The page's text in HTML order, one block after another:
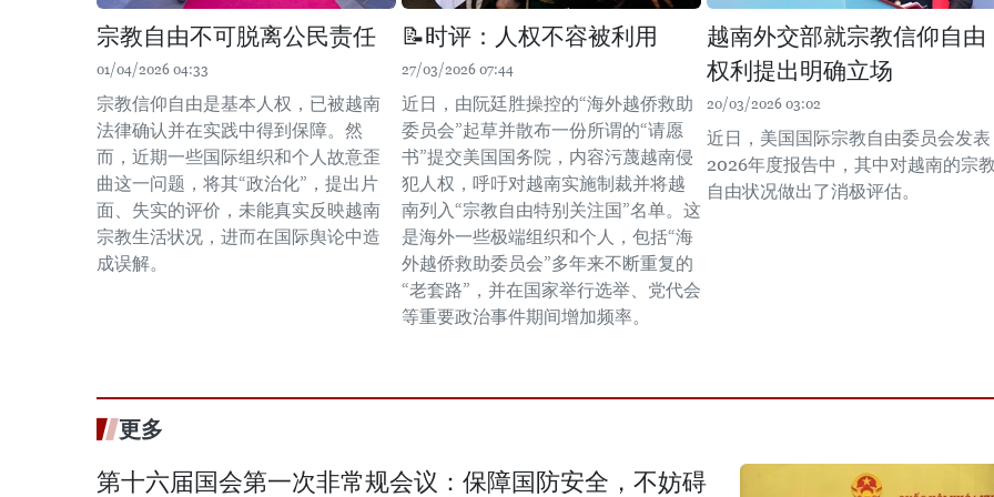
宗教自由不可脱离公民责任
01/04/2026 04:33
宗教信仰自由是基本人权，已被越南
法律确认并在实践中得到保障。然
而，近期一些国际组织和个人故意歪
曲这一问题，将其“政治化”，提出片
面、失实的评价，未能真实反映越南
宗教生活状况，进而在国际舆论中造
成误解。
📝时评：人权不容被利用
27/03/2026 07:44
近日，由阮廷胜操控的“海外越侨救助
委员会”起草并散布一份所谓的“请愿
书”提交美国国务院，内容污蔑越南侵
犯人权，呼吁对越南实施制裁并将越
南列入“宗教自由特别关注国”名单。这
是海外一些极端组织和个人，包括“海
外越侨救助委员会”多年来不断重复的
“老套路”，并在国家举行选举、党代会
等重要政治事件期间增加频率。
越南外交部就宗教信仰自由
权利提出明确立场
20/03/2026 03:02
近日，美国国际宗教自由委员会发表
2026年度报告中，其中对越南的宗
自由状况做出了消极评估。
更多
第十六届国会第一次非常规会议：保障国防安全，不妨碍